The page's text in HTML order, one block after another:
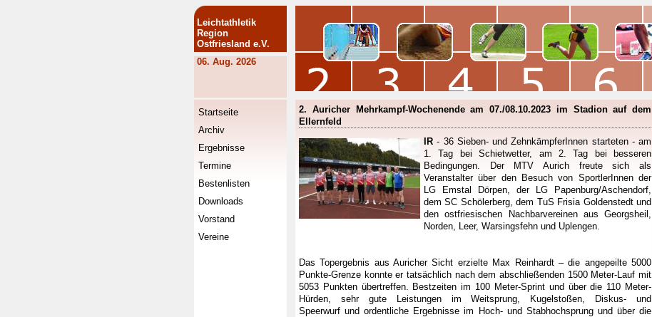
Leichtathletik
Region
Ostfriesland e.V.
06. Aug. 2026
Startseite
Archiv
Ergebnisse
Termine
Bestenlisten
Downloads
Vorstand
Vereine
2. Auricher Mehrkampf-Wochenende am 07./08.10.2023 im Stadion auf dem
Ellernfeld
IR - 36 Sieben- und ZehnkämpferInnen starteten - am
1. Tag bei Schietwetter, am 2. Tag bei besseren
Bedingungen. Der MTV Aurich freute sich als
Veranstalter über den Besuch von SportlerInnen der
LG Emstal Dörpen, der LG Papenburg/Aschendorf,
dem SC Schölerberg, dem TuS Frisia Goldenstedt und
den ostfriesischen Nachbarvereinen aus Georgsheil,
Norden, Leer, Warsingsfehn und Uplengen.
Das Topergebnis aus Auricher Sicht erzielte Max Reinhardt – die angepeilte 5000
Punkte-Grenze konnte er tatsächlich nach dem abschließenden 1500 Meter-Lauf mit
5053 Punkten übertreffen. Bestzeiten im 100 Meter-Sprint und über die 110 Meter-
Hürden, sehr gute Leistungen im Weitsprung, Kugelstoßen, Diskus- und
Speerwurf und ordentliche Ergebnisse im Hoch- und Stabhochsprung und über die